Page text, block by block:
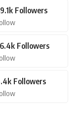
Followers
Followers
Followers